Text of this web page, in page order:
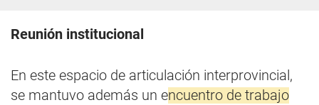
Reunión institucional
En este espacio de articulación interprovincial,
se mantuvo además un encuentro de trabajo